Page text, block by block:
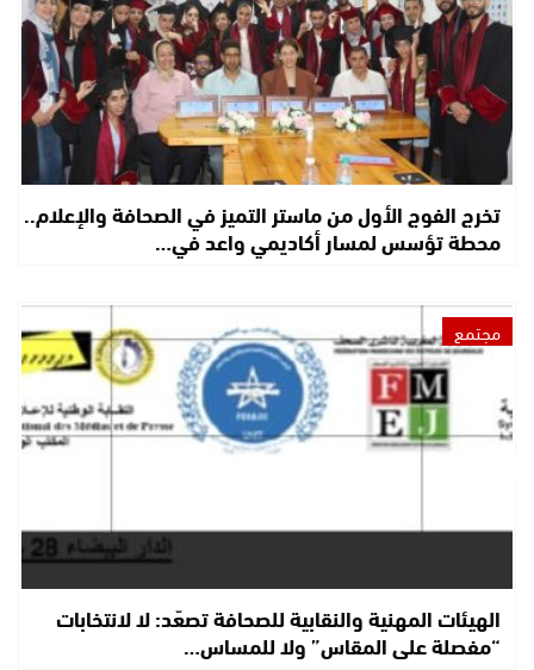
تخرج الفوج الأول من ماستر التميز في الصحافة والإعلام..
محطة تؤسس لمسار أكاديمي واعد في…
مجتمع
الهيئات المهنية والنقابية للصحافة تصعّد: لا لانتخابات
“مفصلة على المقاس” ولا للمساس…